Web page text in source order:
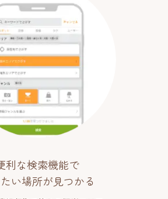
利な検索機能で
い場所が見つかる